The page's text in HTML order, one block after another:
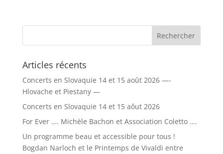
Articles récents
Concerts en Slovaquie 14 et 15 août 2026 —-
Hlovache et Piestany —
Concerts en Slovaquie 14 et 15 aôut 2026
For Ever …. Michèle Bachon et Association Coletto ….
Un programme beau et accessible pour tous !
Bogdan Narloch et le Printemps de Vivaldi entre